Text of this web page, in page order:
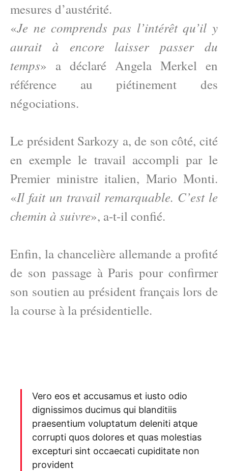
mesures d’austérité.
«Je ne comprends pas l’intérêt qu’il y
aurait à encore laisser passer du
temps» a déclaré Angela Merkel en
référence au piétinement des
négociations.
Le président Sarkozy a, de son côté, cité
en exemple le travail accompli par le
Premier ministre italien, Mario Monti.
«Il fait un travail remarquable. C’est le
chemin à suivre», a-t-il confié.
Enfin, la chancelière allemande a profité
de son passage à Paris pour confirmer
son soutien au président français lors de
la course à la présidentielle.
Vero eos et accusamus et iusto odio
dignissimos ducimus qui blanditiis
praesentium voluptatum deleniti atque
corrupti quos dolores et quas molestias
excepturi sint occaecati cupiditate non
provident